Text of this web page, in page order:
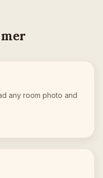
any room photo and